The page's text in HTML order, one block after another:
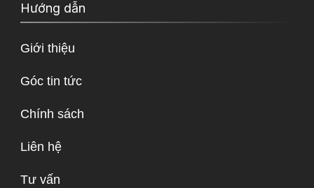
Hướng dẫn
Giới thiệu
Góc tin tức
Chính sách
Liên hệ
Tư vấn